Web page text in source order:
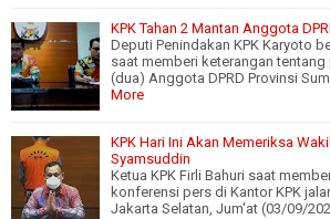
KPK Tahan 2 Mantan Anggota
Deputi Penindakan KPK Karyoto
saat memberi keterangan tentang
(dua) Anggota DPRD Provinsi
More
KPK Hari Ini Akan Memeriksa
Syamsuddin
Ketua KPK Firli Bahuri saat
konferensi pers di Kantor KPK
Jakarta Selatan, Jum'at (03/09/